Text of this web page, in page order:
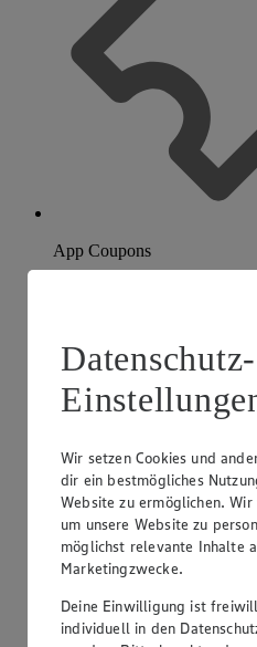
App Coupons
Datenschutz-
Wir setzen Cookies und
dir ein bestmögliches
Website zu ermöglichen.
um unsere Website zu
möglichst relevante Inhalte
Marketingzwecke.
Deine Einwilligung ist
individuell in den